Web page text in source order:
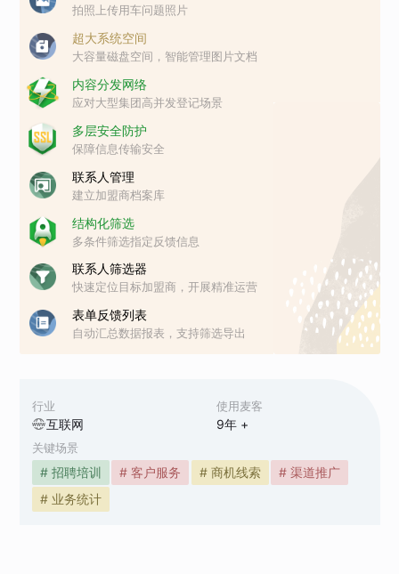
行业
互联网
使用麦客
9年 +
关键场景
# 招聘培训 # 客户服务 # 商机线索
# 渠道推广
# 业务统计
拍照上传用车问题照片
超大系统空间
大容量磁盘空间，智能管理图片文档
内容分发网络
应对大型集团高并发登记场景
多层安全防护
保障信息传输安全
联系人管理
建立加盟商档案库
结构化筛选
多条件筛选指定反馈信息
联系人筛选器
快速定位目标加盟商，开展精准运营
表单反馈列表
自动汇总数据报表，支持筛选导出